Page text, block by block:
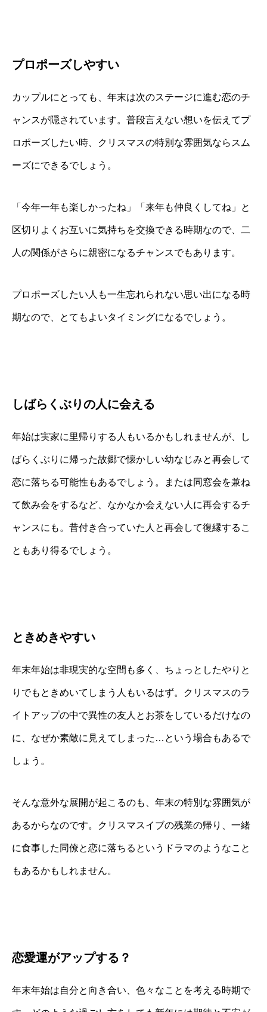
プロポーズしやすい
カップルにとっても、年末は次のステージに進む恋のチ
ャンスが隠されています。普段言えない想いを伝えてプ
ロポーズしたい時、クリスマスの特別な雰囲気ならスム
ーズにできるでしょう。
「今年一年も楽しかったね」「来年も仲良くしてね」と
区切りよくお互いに気持ちを交換できる時期なので、二
人の関係がさらに親密になるチャンスでもあります。
プロポーズしたい人も一生忘れられない思い出になる時
期なので、とてもよいタイミングになるでしょう。
しばらくぶりの人に会える
年始は実家に里帰りする人もいるかもしれませんが、し
ばらくぶりに帰った故郷で懐かしい幼なじみと再会して
恋に落ちる可能性もあるでしょう。または同窓会を兼ね
て飲み会をするなど、なかなか会えない人に再会するチ
ャンスにも。昔付き合っていた人と再会して復縁するこ
ともあり得るでしょう。
ときめきやすい
年末年始は非現実的な空間も多く、ちょっとしたやりと
りでもときめいてしまう人もいるはず。クリスマスのラ
イトアップの中で異性の友人とお茶をしているだけなの
に、なぜか素敵に見えてしまった…という場合もあるで
しょう。
そんな意外な展開が起こるのも、年末の特別な雰囲気が
あるからなのです。クリスマスイブの残業の帰り、一緒
に食事した同僚と恋に落ちるというドラマのようなこと
もあるかもしれません。
恋愛運がアップする？
年末年始は自分と向き合い、色々なことを考える時期で